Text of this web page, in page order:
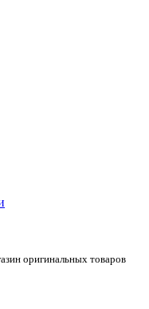
оригинальных товаров